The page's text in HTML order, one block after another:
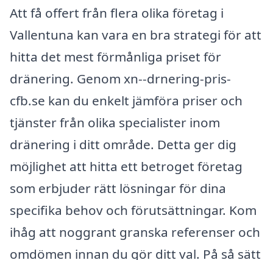
Att få offert från flera olika företag i
Vallentuna kan vara en bra strategi för att
hitta det mest förmånliga priset för
dränering. Genom xn--drnering-pris-
cfb.se kan du enkelt jämföra priser och
tjänster från olika specialister inom
dränering i ditt område. Detta ger dig
möjlighet att hitta ett betroget företag
som erbjuder rätt lösningar för dina
specifika behov och förutsättningar. Kom
ihåg att noggrant granska referenser och
omdömen innan du gör ditt val. På så sätt